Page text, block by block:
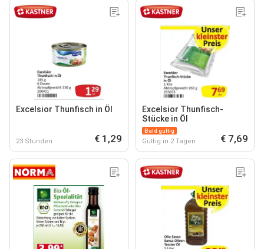
Excelsior Thunfisch in Öl
23 Stunden € 1,29
Excelsior Thunfisch-
Stücke in Öl
Bald gültig
Gültig in 2 Tagen € 7,69